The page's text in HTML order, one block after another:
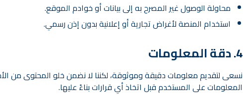
محاولة الوصول غير المصرح به إلى بيانات أو خوادم الموقع.
استخدام المنصة لأغراض تجارية أو إعلانية بدون إذن رسمي.
4. دقة المعلومات
نسعى لتقديم معلومات دقيقة وموثوقة، لكننا لا نضمن خلو المحتوى من
المعلومات على المستخدم قبل اتخاذ أي قرارات بناءً عليها.